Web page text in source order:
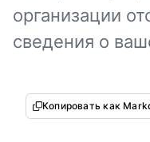
организации
сведения о
Копировать как